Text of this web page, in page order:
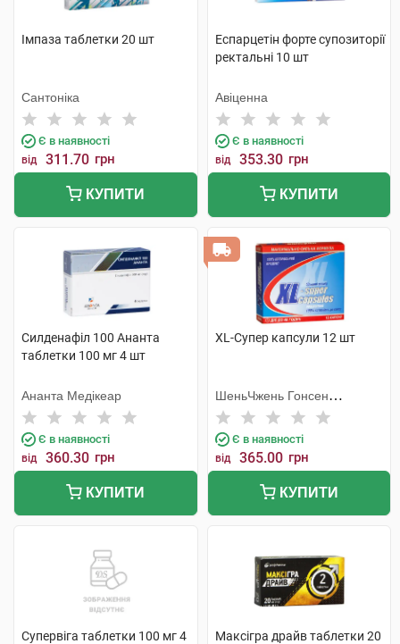
Імпаза таблетки 20 шт
Сантоніка
Є в наявності
від 311.70 грн
КУПИТИ
Еспарцетін форте супозиторії
ректальні 10 шт
Авіценна
Є в наявності
від 353.30 грн
КУПИТИ
Силденафіл 100 Ананта
таблетки 100 мг 4 шт
Ананта Медікеар
Є в наявності
від 360.30 грн
КУПИТИ
XL-Супер капсули 12 шт
ШеньЧжень Гонсен
Байоледжі Індастрі Ко. Лтд
Є в наявності
від 365.00 грн
КУПИТИ
Супервіга таблетки 100 мг 4
Максігра драйв таблетки 20